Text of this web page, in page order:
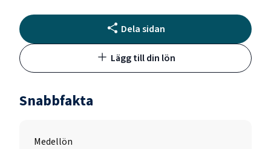
Dela sidan
Lägg till din lön
Snabbfakta
Medellön